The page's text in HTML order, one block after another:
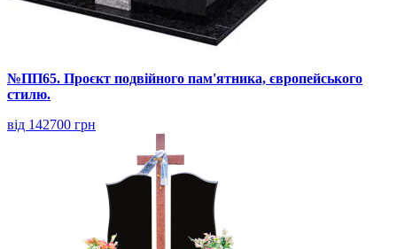
№ПП65. Проєкт подвійного пам'ятника, європейського
стилю.
від 142700 грн